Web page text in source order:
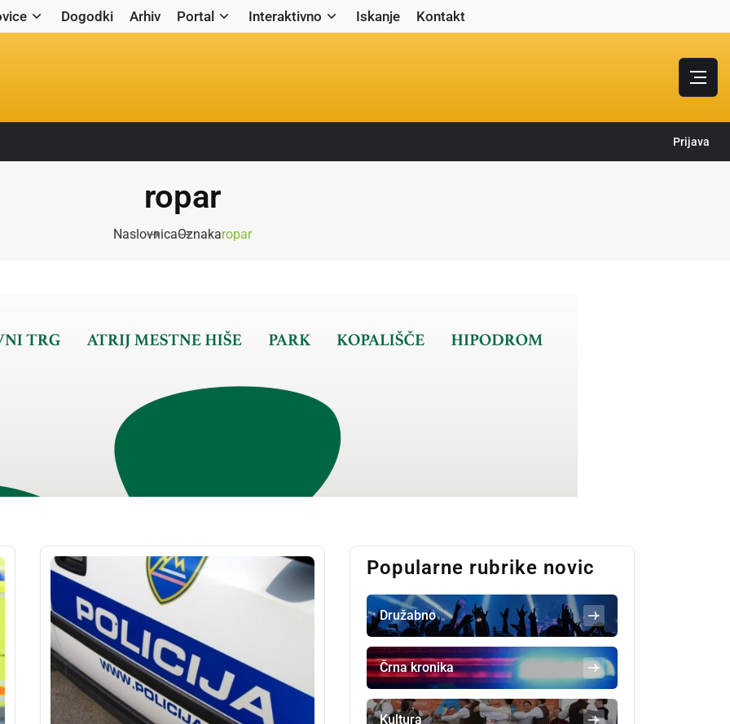
Dogodki Arhiv Portal Interaktivno Iskanje Kontakt
Prijava
ropar
NaslovnicaOznakaropar
Popularne rubrike novic
Družabno
Črna kronika
Kultura